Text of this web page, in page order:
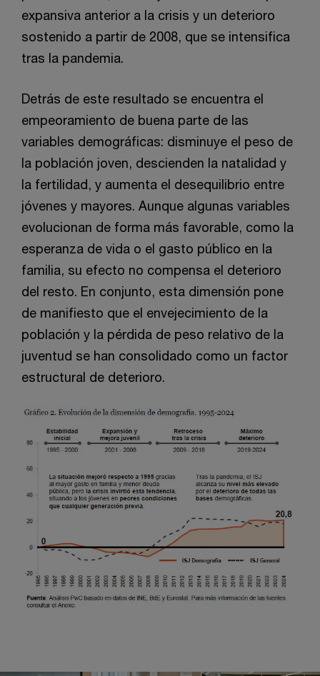
expansiva anterior a la crisis y un deterioro
sostenido a partir de 2008, que se intensifica
tras la pandemia.
Detrás de este resultado se encuentra el
empeoramiento de buena parte de las
variables demográficas: disminuye el peso de
la población joven, descienden la natalidad y
la fertilidad, y aumenta el desequilibrio entre
jóvenes y mayores. Aunque algunas variables
evolucionan de forma más favorable, como la
esperanza de vida o el gasto público en la
familia, su efecto no compensa el deterioro
del resto. En conjunto, esta dimensión pone
de manifiesto que el envejecimiento de la
población y la pérdida de peso relativo de la
juventud se han consolidado como un factor
estructural de deterioro.